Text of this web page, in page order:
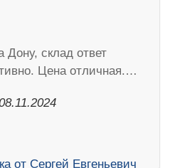
Дону, склад ответ
Цена отличная.…